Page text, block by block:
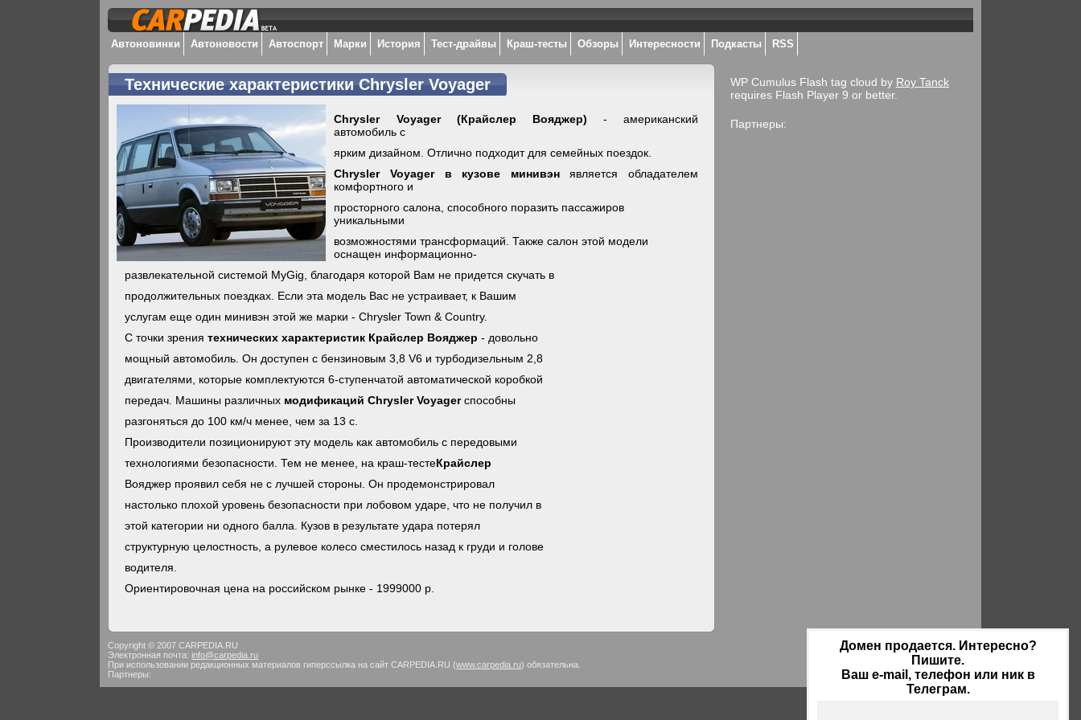
Автоновинки Автоновости Автоспорт Марки История Тест-драйвы Краш-тесты Обзоры Интересности Подкасты RSS
Технические характеристики Chrysler Voyager
Chrysler Voyager (Крайслер Вояджер) - американский
автомобиль с
ярким дизайном. Отлично подходит для семейных поездок.
Chrysler Voyager в кузове минивэнявляется обладателем
комфортного и
просторного салона, способного поразить пассажиров
уникальными
возможностями трансформаций. Также салон этой модели
оснащен информационно-
развлекательной системой MyGig, благодаря которой Вам не придется скучать в
продолжительных поездках. Если эта модель Вас не устраивает, к Вашим
услугам еще один минивэн этой же марки - Chrysler Town & Country.
С точки зрениятехнических характеристик Крайслер Вояджер - довольно
мощный автомобиль. Он доступен с бензиновым 3,8 V6 и турбодизельным 2,8
двигателями, которые комплектуются6-ступенчатой автоматической коробкой
передач. Машины различных модификаций Chrysler Voyagerспособны
разгоняться до 100 км/ч менее, чем за 13 с.
Производители позиционируют эту модель как автомобиль с передовыми
технологиями безопасности. Тем не менее, на краш-тестеКрайслер
Вояджер проявил себя не с лучшей стороны. Он продемонстрировал
настолько плохой уровень безопасности при лобовом ударе, что не получил в
этой категории ни одного балла. Кузов в результате удара потерял
структурную целостность, а рулевое колесо сместилось назад к груди и голове
водителя.
Ориентировочная цена на российском рынке - 1999000 р.
WP Cumulus Flash tag cloud by Roy Tanck
requires Flash Player 9 or better.
Партнеры:
Copyright © 2007 CARPEDIA.RU
Электронная почта: info@carpedia.ru
При использовании редакционных материалов гиперссылка на сайт CARPEDIA.RU (www.carpedia.ru) обязательна.
Партнеры:
Домен продается. Интересно?
Пишите.
Ваш e-mail, телефон или ник в
Телеграм.